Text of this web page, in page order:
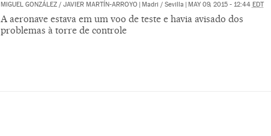
MIGUEL GONZÁLEZ/ JAVIER MARTÍN-ARROYO Madri / Sevilla MAY 09, 2015 - 12:44 EDT
A aeronave estava em um voo de teste e havia avisado dos
problemas à torre de controle